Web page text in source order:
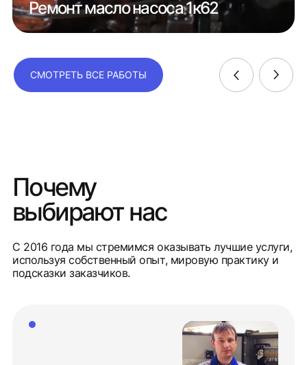
Ремонт масло насоса 1к62
СМОТРЕТЬ ВСЕ РАБОТЫ
Почему
выбирают нас
С 2016 года мы стремимся оказывать лучшие услуги,
используя собственный опыт, мировую практику и
подсказки заказчиков.